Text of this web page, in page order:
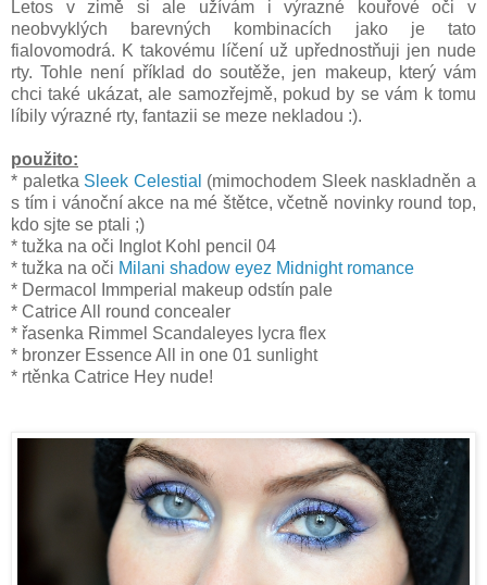
Letos v zimě si ale užívám i výrazné kouřové oči v
neobvyklých barevných kombinacích jako je tato
fialovomodrá. K takovému líčení už upřednostňuji jen nude
rty. Tohle není příklad do soutěže, jen makeup, který vám
chci také ukázat, ale samozřejmě, pokud by se vám k tomu
líbily výrazné rty, fantazii se meze nekladou :).
použito:
* paletka Sleek Celestial (mimochodem Sleek naskladněn a
s tím i vánoční akce na mé štětce, včetně novinky round top,
kdo sjte se ptali ;)
* tužka na oči Inglot Kohl pencil 04
* tužka na oči Milani shadow eyez Midnight romance
* Dermacol Immperial makeup odstín pale
* Catrice All round concealer
* řasenka Rimmel Scandaleyes lycra flex
* bronzer Essence All in one 01 sunlight
* rtěnka Catrice Hey nude!